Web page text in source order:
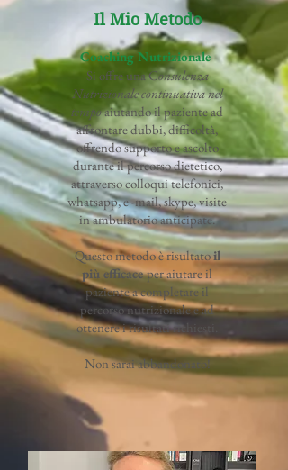
Il Mio Metodo
Coaching Nutrizionale
Si offre una Consulenza
Nutrizionale continuativa nel
tempoaiutando il paziente ad
affrontare dubbi, difficoltà,
offrendo supporto e ascolto
durante il percorso dietetico,
attraverso colloqui telefonici,
whatsapp, e -mail, skype, visite
in ambulatorio anticipate.
Questo metodo è risultatoil
più efficaceper aiutare il
paziente a completare il
percorso nutrizionale e ad
ottenere i risultati richiesti.
Non sarai abbandonato!